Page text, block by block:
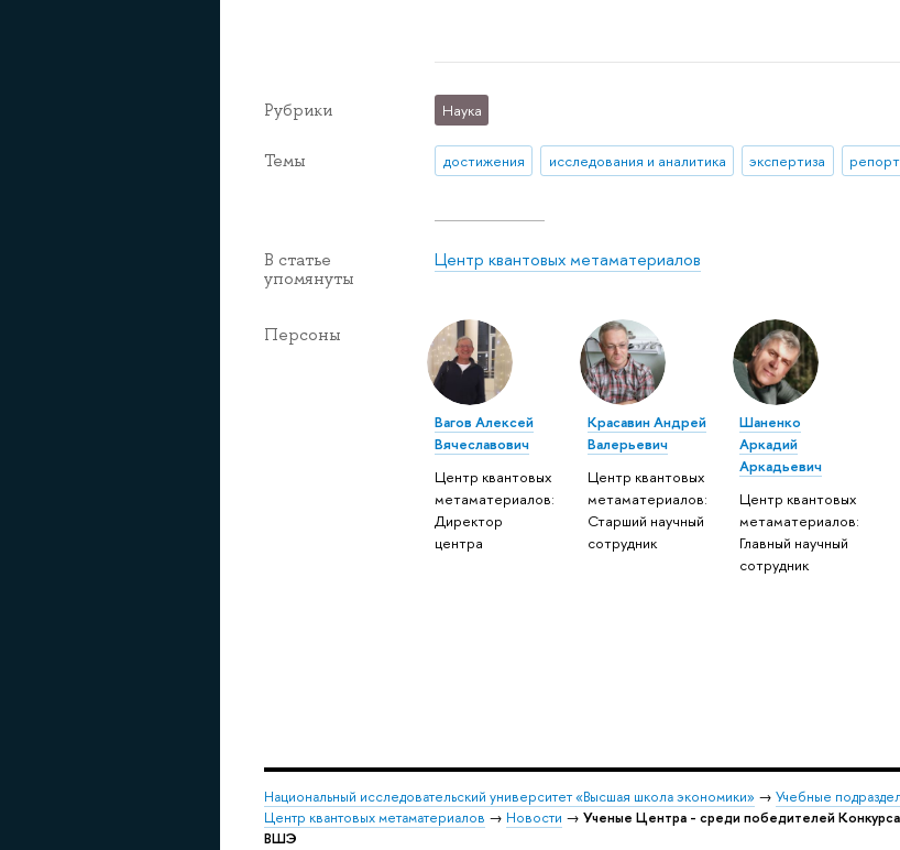
Рубрики Наука
Темы достижения исследования и аналитика экспертиза
В статье
упомянуты
Центр квантовых метаматериалов
Персоны
Вагов Алексей
Вячеславович
Центр квантовых
метаматериалов:
Директор
центра
Красавин Андрей
Валерьевич
Центр квантовых
метаматериалов:
Старший научный
сотрудник
Шаненко
Аркадий
Аркадьевич
Центр квантовых
метаматериалов:
Главный научный
сотрудник
Национальный исследовательский университет «Высшая школа экономики» → Учебные
Центр квантовых метаматериалов → Новости → Ученые Центра - среди победителей
ВШЭ